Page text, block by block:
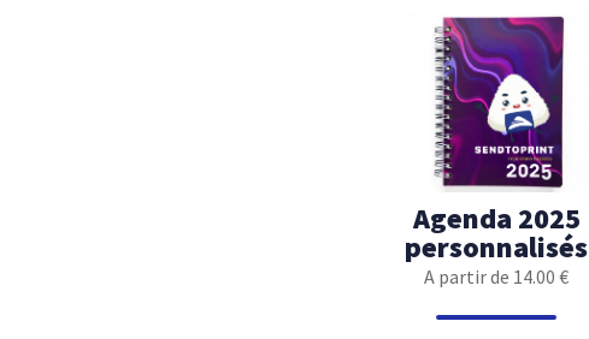
Agenda 2025
personnalisés
A partir de 14.00 €